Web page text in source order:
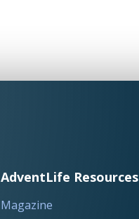
AdventLife Resources
Magazine